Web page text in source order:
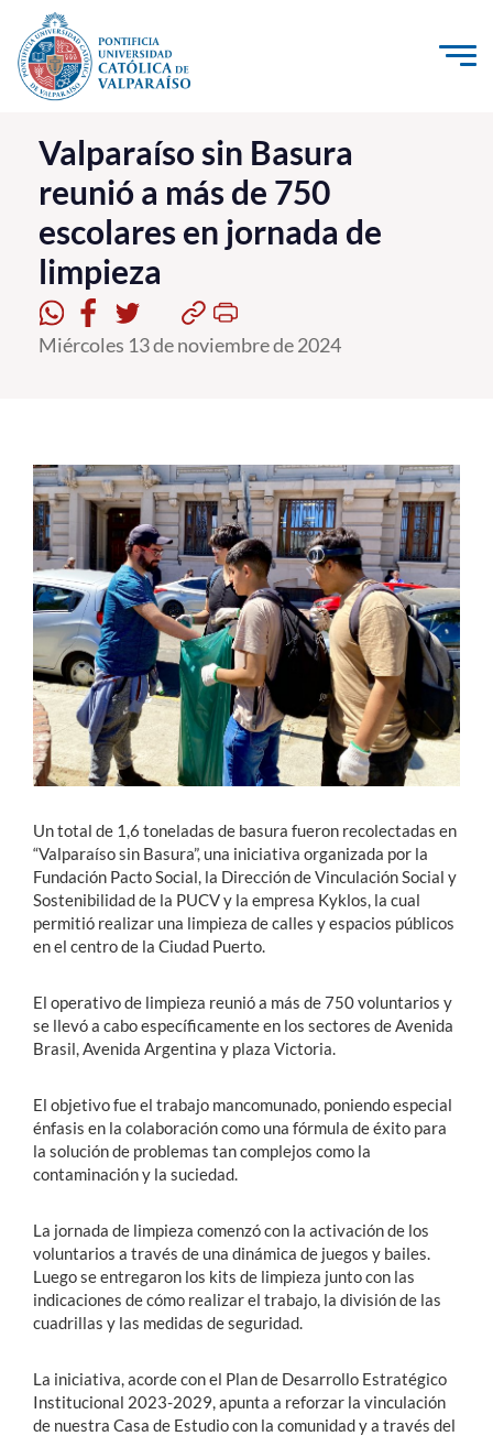
Click acá para ir directamente al contenido
La Universidad
Investigación, Creación e Innovación
PUCV Internacional
Vinculación con el Medio
Admisión
Formación Continua
Estudiantes
Académicos
Funcionarios
Alumni
English
Valparaíso sin Basura
reunió a más de 750
escolares en jornada de
limpieza
Miércoles 13 de noviembre de 2024
Un total de 1,6 toneladas de basura fueron recolectadas en
“Valparaíso sin Basura”, una iniciativa organizada por la
Fundación Pacto Social, la Dirección de Vinculación Social y
Sostenibilidad de la PUCV y la empresa Kyklos, la cual
permitió realizar una limpieza de calles y espacios públicos
en el centro de la Ciudad Puerto.
El operativo de limpieza reunió a más de 750 voluntarios y
se llevó a cabo específicamente en los sectores de Avenida
Brasil, Avenida Argentina y plaza Victoria.
El objetivo fue el trabajo mancomunado, poniendo especial
énfasis en la colaboración como una fórmula de éxito para
la solución de problemas tan complejos como la
contaminación y la suciedad.
La jornada de limpieza comenzó con la activación de los
voluntarios a través de una dinámica de juegos y bailes.
Luego se entregaron los kits de limpieza junto con las
indicaciones de cómo realizar el trabajo, la división de las
cuadrillas y las medidas de seguridad.
La iniciativa, acorde con el Plan de Desarrollo Estratégico
Institucional 2023-2029, apunta a reforzar la vinculación
de nuestra Casa de Estudio con la comunidad y a través del